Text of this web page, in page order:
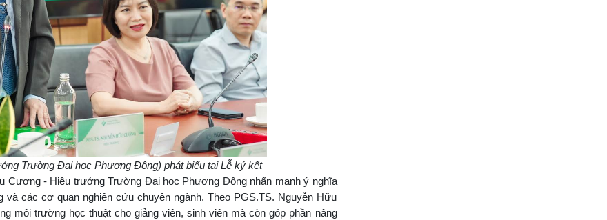
Trường Đại học Phương Đông) phát biểu tại Lễ ký kết
Cương - Hiệu trưởng Trường Đại học Phương Đông nhấn mạnh ý nghĩa
các cơ quan nghiên cứu chuyên ngành. Theo PGS.TS. Nguyễn Hữu
môi trường học thuật cho giảng viên, sinh viên mà còn góp phần nâng